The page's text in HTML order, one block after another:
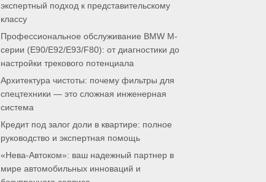
экспертный подход к представительскому
классу
Профессиональное обслуживание BMW M-
серии (E90/E92/E93/F80): от диагностики до
настройки трекового потенциала
Архитектура чистоты: почему фильтры для
спецтехники — это сложная инженерная
система
Кредит под залог доли в квартире: полное
руководство и экспертная помощь
«Нева-Автоком»: ваш надежный партнер в
мире автомобильных инноваций и